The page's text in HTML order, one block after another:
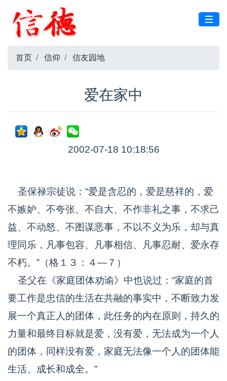
首页 信仰 信友园地
爱在家中
2002-07-18 10:18:56
圣保禄宗徒说：“爱是含忍的，爱是慈祥的，爱
不嫉妒、不夸张、不自大、不作非礼之事，不求己
益、不动怒、不图谋恶事，不以不义为乐，却与真
理同乐，凡事包容、凡事相信、凡事忍耐、爱永存
不朽。”（格１３：４—７）
圣父在《家庭团体劝谕》中也说过：“家庭的首
要工作是忠信的生活在共融的事实中，不断致力发
展一个真正人的团体，此任务的内在原则，持久的
力量和最终目标就是爱，没有爱，无法成为一个人
的团体，同样没有爱，家庭无法像一个人的团体能
生活、成长和成全。”